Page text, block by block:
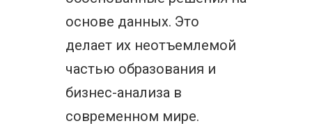
основе данных. Это
делает их неотъемлемой
частью образования и
бизнес-анализа в
современном мире.